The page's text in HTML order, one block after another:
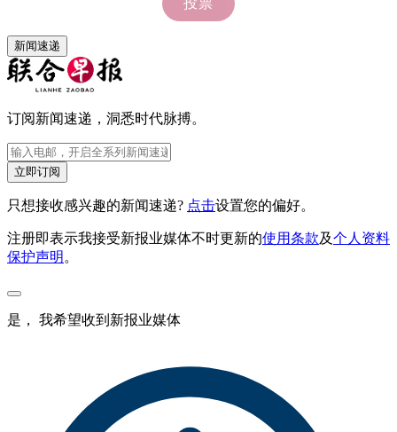
新闻速递
订阅新闻速递，洞悉时代脉搏。
立即订阅
只想接收感兴趣的新闻速递? 点击设置您的偏好。
注册即表示我接受新报业媒体不时更新的使用条款及个人资料
保护声明 。
是， 我希望收到新报业媒体